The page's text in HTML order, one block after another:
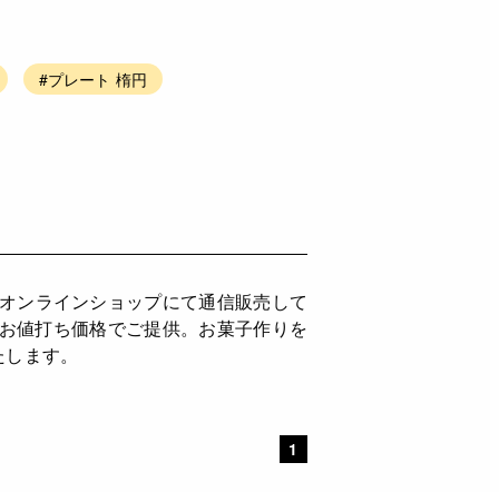
#プレート 楕円
ンラインショップにて通信販売して
値打ち価格でご提供。お菓子作りを
ます。
1